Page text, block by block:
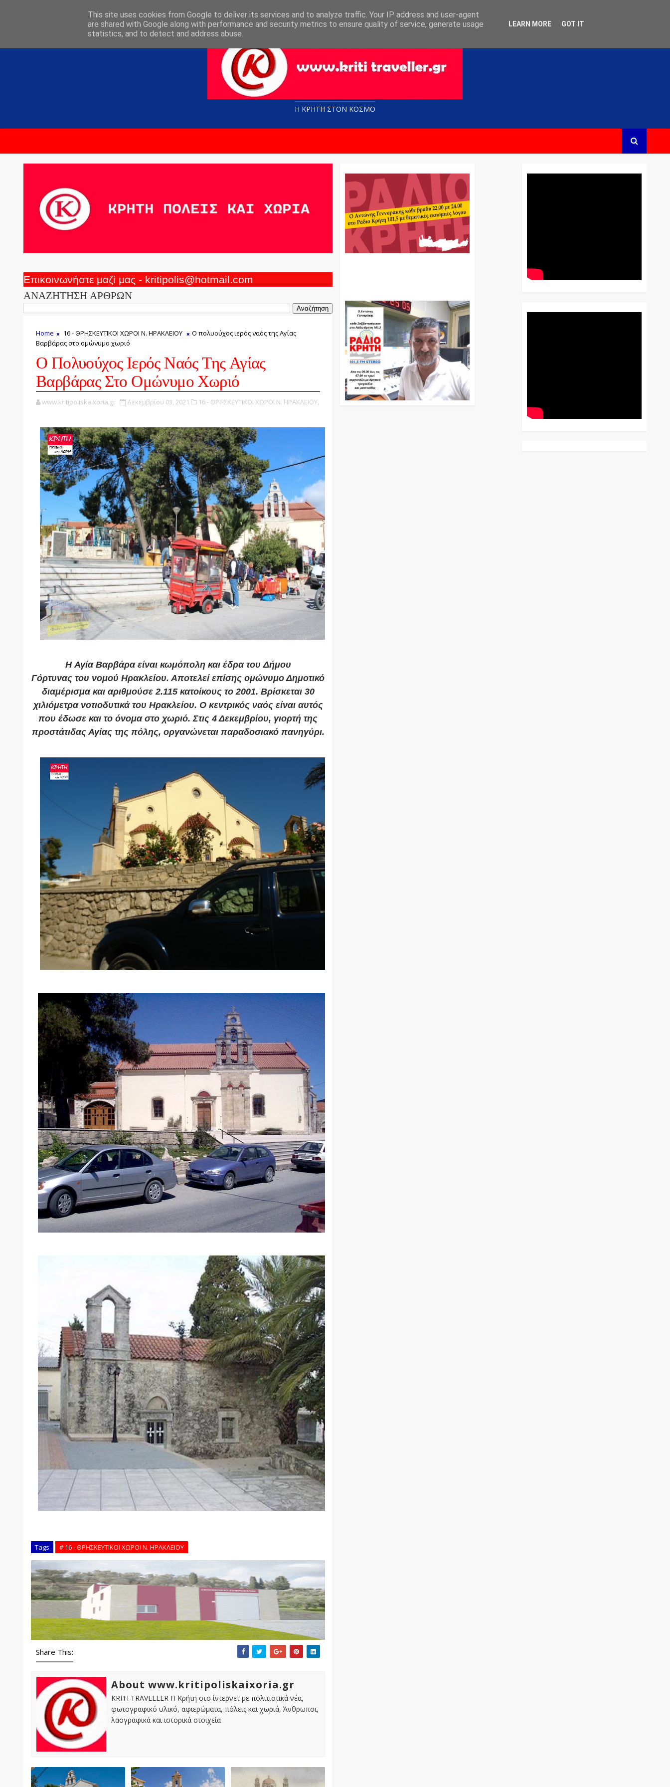
Η ΚΡΗΤΗ ΣΤΟN KOΣΜΟ
Επικοινωνήστε μαζί μας - kritipolis@hotmail.com
ΑΝΑΖΗΤΗΣΗ ΑΡΘΡΩΝ
Home 16 - ΘΡΗΣΚΕΥΤΙΚΟΙ ΧΩΡΟΙ Ν. ΗΡΑΚΛΕΙΟΥ
Ο πολυούχος ιερός ναός της Αγίας
Βαρβάρας στο ομώνυμο χωριό
Ο Πολυούχος Ιερός Ναός Της Αγίας
Βαρβάρας Στο Ομώνυμο Χωριό
www.kritipoliskaixoria.gr Δεκεμβρίου 03, 2021 16 - ΘΡΗΣΚΕΥΤΙΚΟΙ ΧΩΡΟΙ Ν. ΗΡΑΚΛΕΙΟΥ,
ΗΑγία Βαρβάραείναι κωμόποληκαι έδρα τουΔήμου
Γόρτυνας του νομού Ηρακλείου. Αποτελεί επίσης ομώνυμο Δημοτικό
διαμέρισμα και αριθμούσε 2.115 κατοίκους το2001. Bρίσκεται 30
χιλιόμετρα νοτιοδυτικά του Ηρακλείου. Ο κεντρικός ναός είναι αυτός
που έδωσε και το όνομα στο χωριό.Στις4 Δεκεμβρίου, γιορτή της
προστάτιδας Αγίας της πόλης, οργανώνεται παραδοσιακό πανηγύρι.
Tags # 16 - ΘΡΗΣΚΕΥΤΙΚΟΙ ΧΩΡΟΙ Ν. ΗΡΑΚΛΕΙΟΥ
Share This:
About www.kritipoliskaixoria.gr
KRITI TRAVELLER Η Κρήτη στο ίντερνετ με πολιτιστικά νέα,
φωτογραφικό υλικό, αφιερώματα, πόλεις και χωριά, Άνθρωποι,
λαογραφικά και ιστορικά στοιχεία
This site uses cookies from Google to deliver its services and to analyze traffic. Your IP address and user-agent
are shared with Google along with performance and security metrics to ensure quality of service, generate usage
statistics, and to detect and address abuse.
LEARN MORE GOT IT